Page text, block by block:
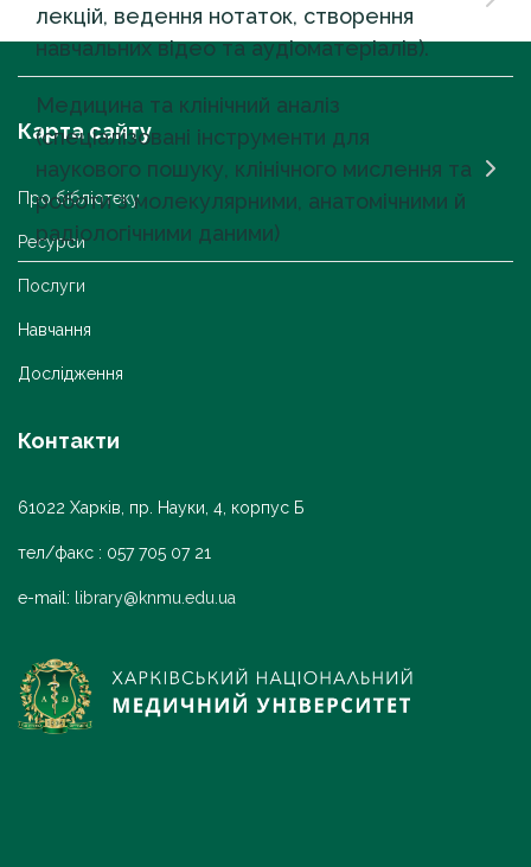
лекцій, ведення нотаток, створення
навчальних відео та аудіоматеріалів).
Медицина та клінічний аналіз
(спеціалізовані інструменти для
наукового пошуку, клінічного мислення та
роботи з молекулярними, анатомічними й
радіологічними даними)
Карта сайту
Про бібліотеку
Ресурси
Послуги
Навчання
Дослідження
Контакти
61022 Харків, пр. Науки, 4, корпус Б
тел/факс : 057 705 07 21
e-mail: library@knmu.edu.ua